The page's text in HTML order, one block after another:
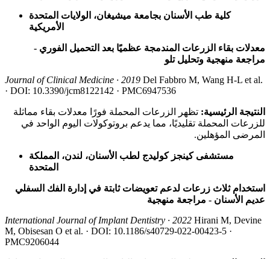
كلية طب الأسنان بجامعة ميشيغان، الولايات المتحدة
الأمريكية
معدلات بقاء الزرعات المندمجة عظميًا بعد التحميل الفوري -
مراجعة منهجية وتحليل تلو
Journal of Clinical Medicine · 2019 Del Fabbro M, Wang H-L et al.
· DOI: 10.3390/jcm8122142 · PMC6947536
النتيجة الرئيسية: تظهر الزرعات المحملة فورًا معدلات بقاء مماثلة
للزرعات المحملة تقليديًا، مما يدعم بروتوكولات اليوم الواحد في
المرضى المؤهلين.
مستشفى كينجز كوليدج لطب الأسنان، لندن، المملكة
المتحدة
استخدام ثلاث زرعات لدعم تعويضات ثابتة في إدارة الفك السفلي
عديم الأسنان - مراجعة منهجية
International Journal of Implant Dentistry · 2022 Hirani M, Devine
M, Obisesan O et al. · DOI: 10.1186/s40729-022-00423-5 ·
PMC9206044